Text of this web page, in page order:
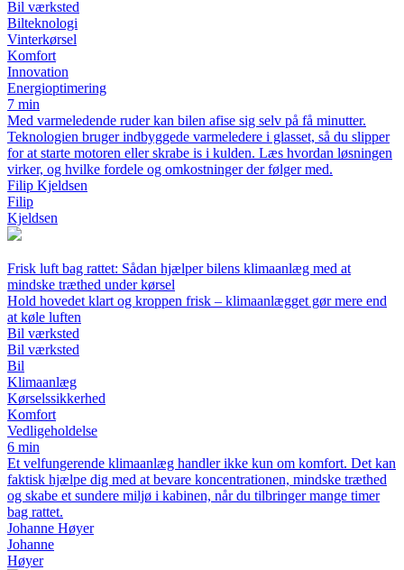
Bil værksted
Bilteknologi
Vinterkørsel
Komfort
Innovation
Energioptimering
7 min
Med varmeledende ruder kan bilen afise sig selv på få minutter.
Teknologien bruger indbyggede varmeledere i glasset, så du slipper
for at starte motoren eller skrabe is i kulden. Læs hvordan løsningen
virker, og hvilke fordele og omkostninger der følger med.
Filip Kjeldsen
Filip
Kjeldsen
Frisk luft bag rattet: Sådan hjælper bilens klimaanlæg med at
mindske træthed under kørsel
Hold hovedet klart og kroppen frisk – klimaanlægget gør mere end
at køle luften
Bil værksted
Bil værksted
Bil
Klimaanlæg
Kørselssikkerhed
Komfort
Vedligeholdelse
6 min
Et velfungerende klimaanlæg handler ikke kun om komfort. Det kan
faktisk hjælpe dig med at bevare koncentrationen, mindske træthed
og skabe et sundere miljø i kabinen, når du tilbringer mange timer
bag rattet.
Johanne Høyer
Johanne
Høyer